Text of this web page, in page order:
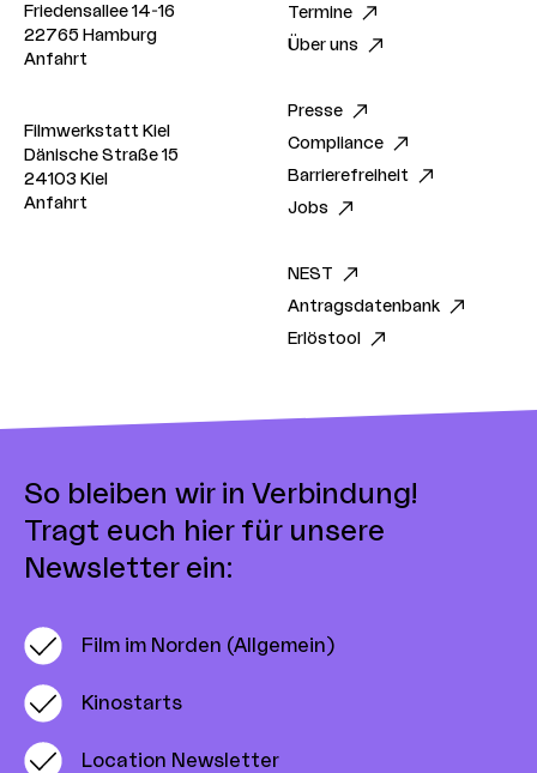
So bleiben wir in Verbindung!
Tragt euch hier für unsere
Newsletter ein:
Film im Norden (Allgemein)
Kinostarts
Location Newsletter
Friedensallee 14-16
22765 Hamburg
Anfahrt
Filmwerkstatt Kiel
Dänische Straße 15
24103 Kiel
Anfahrt
Termine
Über uns
Presse
Compliance
Barrierefreiheit
Jobs
NEST
Antragsdatenbank
Erlöstool